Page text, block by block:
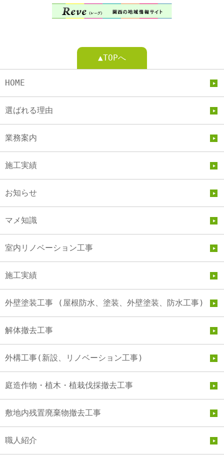
▲TOPへ
HOME
選ばれる理由
業務案内
施工実績
お知らせ
マメ知識
室内リノベーション工事
施工実績
外壁塗装工事 (屋根防水、塗装、外壁塗装、防水工事)
解体撤去工事
外構工事(新設、リノベーション工事)
庭造作物・植木・植栽伐採撤去工事
敷地内残置廃棄物撤去工事
職人紹介